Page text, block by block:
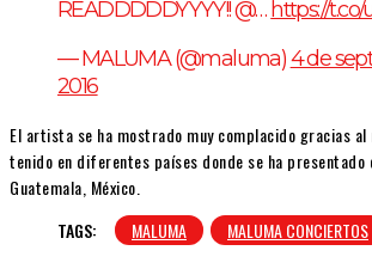
READDDDDYYYY!! @… https://
— MALUMA (@maluma)4 de
2016
El artista se ha mostrado muy complacido gracias
tenido en diferentes países donde se ha presentado
Guatemala, México.
TAGS:
MALUMA MALUMA CONCIERTOS